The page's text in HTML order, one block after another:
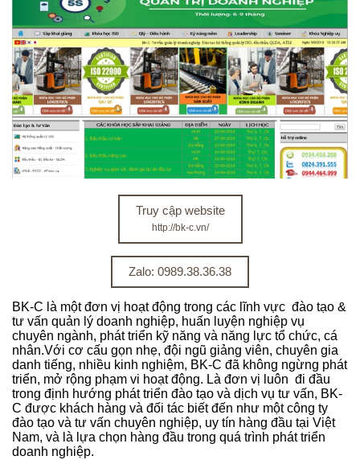
Truy cập website
http://bk-c.vn/
Zalo: 0989.38.36.38
BK-C là một đơn vị hoạt động trong các lĩnh vực đào tạo &
tư vấn quản lý doanh nghiệp, huấn luyện nghiệp vụ
chuyên ngành, phát triển kỹ năng và năng lực tổ chức, cá
nhân.Với cơ cấu gọn nhẹ, đội ngũ giảng viên, chuyên gia
danh tiếng, nhiều kinh nghiệm, BK-C đã không ngừng phát
triển, mở rộng phạm vi hoạt động. Là đơn vị luôn đi đầu
trong định hướng phát triển đào tạo và dịch vụ tư vấn, BK-
C được khách hàng và đối tác biết đến như một công ty
đào tạo và tư vấn chuyên nghiệp, uy tín hàng đầu tại Việt
Nam, và là lựa chọn hàng đầu trong quá trình phát triển
doanh nghiệp.